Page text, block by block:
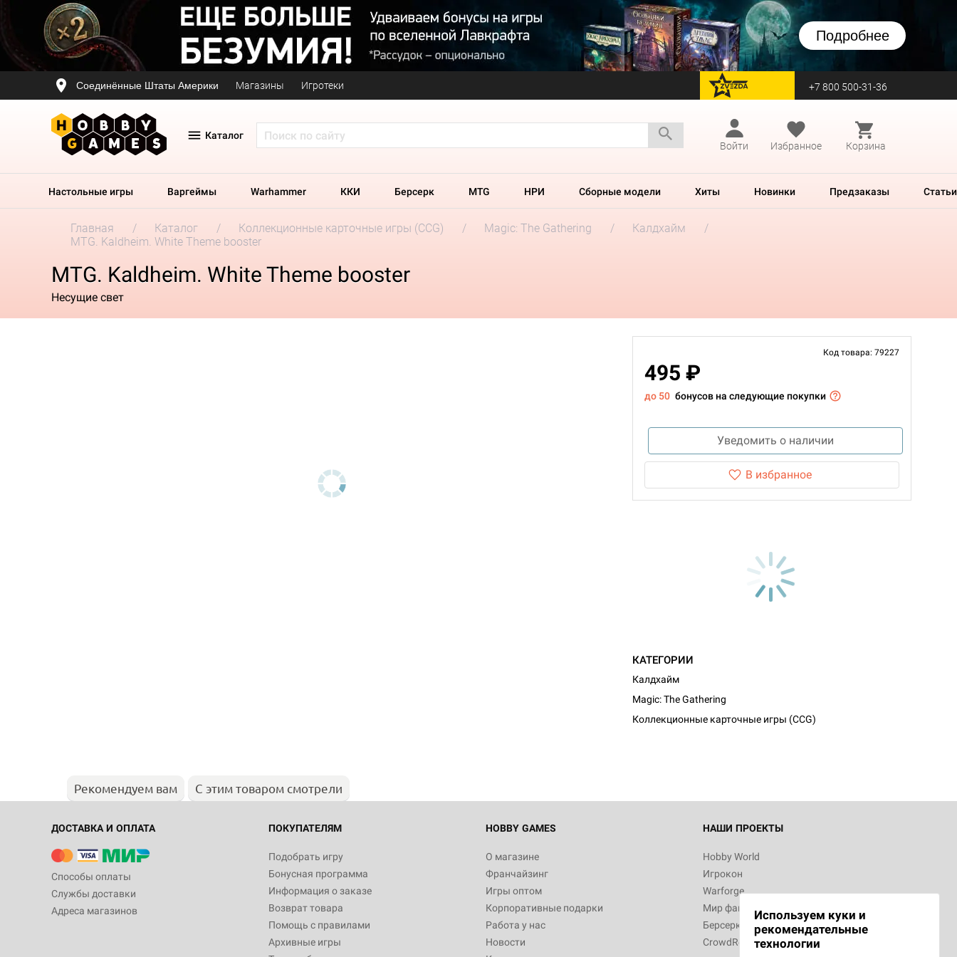
Подробнее
Соединённые Штаты Америки Магазины Игротеки перейти на Zvezda +7 800 500-31-36
Каталог
Войти
Избранное Корзина
Настольные игры Варгеймы Warhammer ККИ Берсерк MTG НРИ Сборные модели Хиты Новинки Предзаказы Статьи
Главная Каталог Коллекционные карточные игры (CCG) Magic: The Gathering
Калдхайм
MTG. Kaldheim. White Theme booster
MTG. Kaldheim. White Theme booster
Несущие свет
Код товара: 79227
495 ₽
до 50 бонусов на следующие покупки
Уведомить о наличии
В избранное
КАТЕГОРИИ
Калдхайм
Magic: The Gathering
Коллекционные карточные игры (CCG)
Рекомендуем вам С этим товаром смотрели
ДОСТАВКА И ОПЛАТА
Способы оплаты
Службы доставки
Адреса магазинов
ПОКУПАТЕЛЯМ
Подобрать игру
Бонусная программа
Информация о заказе
Возврат товара
Помощь с правилами
Архивные игры
HOBBY GAMES
О магазине
Франчайзинг
Игры оптом
Корпоративные подарки
Работа у нас
Новости
НАШИ ПРОЕКТЫ
Hobby World
Игрокон
Warforge
Мир фантастики
Берсерк
CrowdRepublic
Используем куки и
рекомендательные
технологии